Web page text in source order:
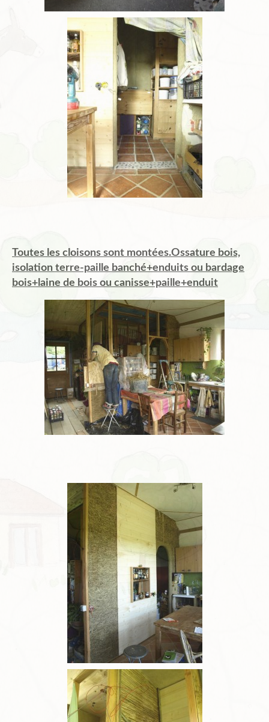
Toutes les cloisons sont montées.Ossature bois,
isolation terre-paille banché+enduits ou bardage
bois+laine de bois ou canisse+paille+enduit